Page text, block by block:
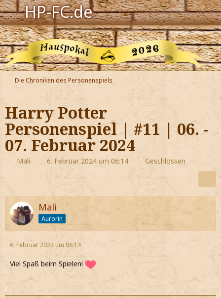
HP-FC.de
Navigation
Harry Potter
Der HP-FC
Hogwarts
Zauberwelt
Willkommen
Jetzt Fanclub-Mitglied werden!
Die Chroniken des Personenspiels
Harry Potter
Personenspiel | #11 | 06. -
07. Februar 2024
Mali 6. Februar 2024 um 06:14 Geschlossen
Mali
Aurorin
6. Februar 2024 um 06:14
Viel Spaß beim Spielen!